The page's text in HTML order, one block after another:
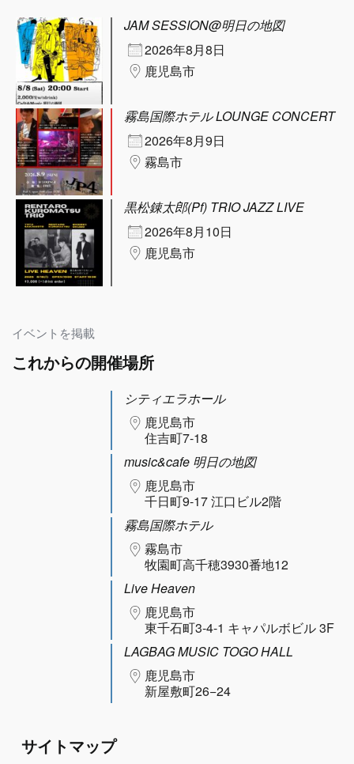
JAM SESSION@明日の地図
2026年8月8日
鹿児島市
霧島国際ホテル LOUNGE CONCERT
2026年8月9日
霧島市
黒松錬太郎(Pf) TRIO JAZZ LIVE
2026年8月10日
鹿児島市
イベントを掲載
これからの開催場所
シティエラホール
鹿児島市
住吉町7-18
music&cafe 明日の地図
鹿児島市
千日町9-17 江口ビル2階
霧島国際ホテル
霧島市
牧園町高千穂3930番地12
Live Heaven
鹿児島市
東千石町3-4-1 キャパルボビル 3F
LAGBAG MUSIC TOGO HALL
鹿児島市
新屋敷町26−24
サイトマップ